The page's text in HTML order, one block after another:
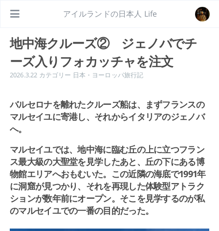
アイルランドの日本人 Life
地中海クルーズ② ジェノバでチ
ーズ入りフォカッチャを注文
2026.3.22 カテゴリー 日本・ヨーロッパ旅行記
バルセロナを離れたクルーズ船は、まずフランスの
マルセイユに寄港し、それからイタリアのジェノバ
へ。
マルセイユでは、地中海に臨む丘の上に立つフラン
ス最大級の大聖堂を見学したあと、丘の下にある博
物館エリアへおもむいた。この近隣の海底で1991年
に洞窟が見つかり、それを再現した体験型アトラク
ションが数年前にオープン。そこを見学するのが私
のマルセイユでの一番の目的だった。